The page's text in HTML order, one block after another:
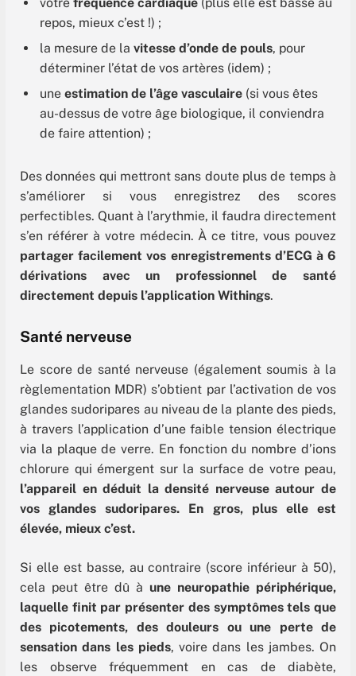
repos, mieux c’est !) ;
la mesure de la vitesse d’onde de pouls, pour
déterminer l’état de vos artères (idem) ;
une estimation de l’âge vasculaire (si vous êtes
au-dessus de votre âge biologique, il conviendra
de faire attention) ;
Des données qui mettront sans doute plus de temps à
s’améliorer si vous enregistrez des scores
perfectibles. Quant à l’arythmie, il faudra directement
s’en référer à votre médecin. À ce titre, vous pouvez
partager facilement vos enregistrements d’ECG à 6
dérivations avec un professionnel de santé
directement depuis l’application Withings.
Santé nerveuse
Le score de santé nerveuse (également soumis à la
règlementation MDR) s’obtient par l’activation de vos
glandes sudoripares au niveau de la plante des pieds,
à travers l’application d’une faible tension électrique
via la plaque de verre. En fonction du nombre d’ions
chlorure qui émergent sur la surface de votre peau,
l’appareil en déduit la densité nerveuse autour de
vos glandes sudoripares. En gros, plus elle est
élevée, mieux c’est.
Si elle est basse, au contraire (score inférieur à 50),
cela peut être dû à une neuropathie périphérique,
laquelle finit par présenter des symptômes tels que
des picotements, des douleurs ou une perte de
sensation dans les pieds, voire dans les jambes. On
les observe fréquemment en cas de diabète,